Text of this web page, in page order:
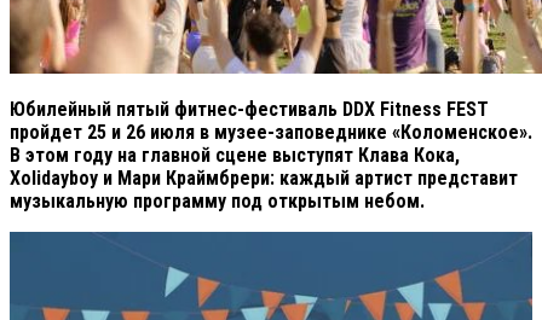
Юбилейный пятый фитнес-фестиваль DDX Fitness FEST
пройдет 25 и 26 июля в музее-заповеднике «Коломенское».
В этом году на главной сцене выступят Клава Кока,
Xolidayboy и Мари Краймбрери: каждый артист представит
музыкальную программу под открытым небом.